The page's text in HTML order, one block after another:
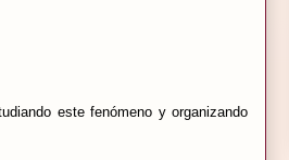
este fenómeno y organizando